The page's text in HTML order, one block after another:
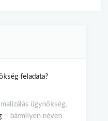
feladata?
ügynökség,
– bármilyen néven